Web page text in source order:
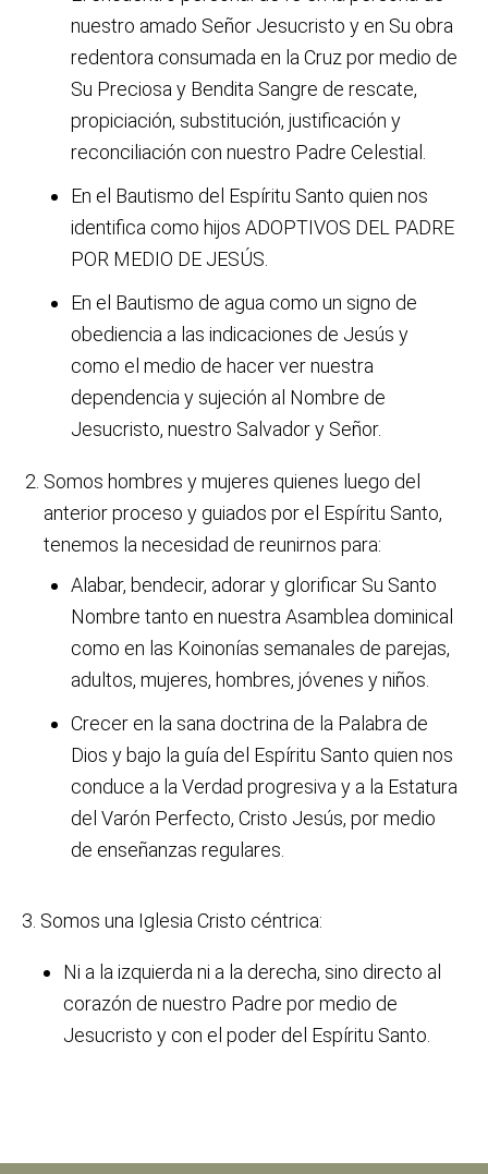
nuestro amado Señor Jesucristo y en Su obra
redentora consumada en la Cruz por medio de
Su Preciosa y Bendita Sangre de rescate,
propiciación, substitución, justificación y
reconciliación con nuestro Padre Celestial.
En el Bautismo del Espíritu Santo quien nos
identifica como hijos ADOPTIVOS DEL PADRE
POR MEDIO DE JESÚS.
En el Bautismo de agua como un signo de
obediencia a las indicaciones de Jesús y
como el medio de hacer ver nuestra
dependencia y sujeción al Nombre de
Jesucristo, nuestro Salvador y Señor.
Somos hombres y mujeres quienes luego del
anterior proceso y guiados por el Espíritu Santo,
tenemos la necesidad de reunirnos para:
Alabar, bendecir, adorar y glorificar Su Santo
Nombre tanto en nuestra Asamblea dominical
como en las Koinonías semanales de parejas,
adultos, mujeres, hombres, jóvenes y niños.
Crecer en la sana doctrina de la Palabra de
Dios y bajo la guía del Espíritu Santo quien nos
conduce a la Verdad progresiva y a la Estatura
del Varón Perfecto, Cristo Jesús, por medio
de enseñanzas regulares.
3. Somos una Iglesia Cristo céntrica:
Ni a la izquierda ni a la derecha, sino directo al
corazón de nuestro Padre por medio de
Jesucristo y con el poder del Espíritu Santo.